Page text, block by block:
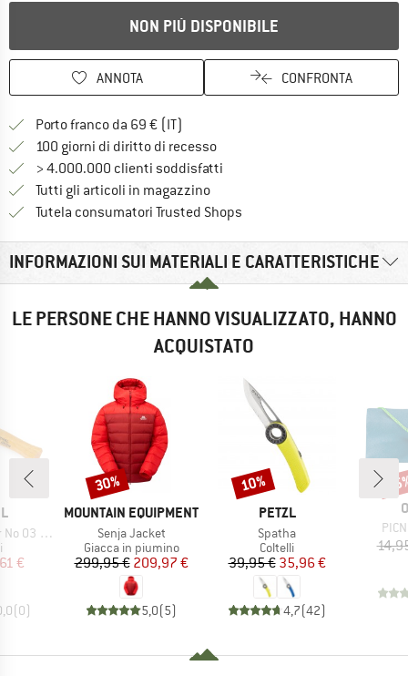
NON PIÙ DISPONIBILE
ANNOTA CONFRONTA
Porto franco da 69 € (IT)
100 giorni di diritto di recessoVai alla politica di recesso qui
> 4.000.000 clienti soddisfatti
Tutti gli articoli in magazzino
Tutela consumatori Trusted Shops
INFORMAZIONI SUI MATERIALI E CARATTERISTICHE
LE PERSONE CHE HANNO VISUALIZZATO, HANNO
ACQUISTATO
Carbon
di prodotti
ridotto
€
(0)
MARCHIO
MOUNTAIN EQUIPMENT
Articolo
Senja Jacket
Gruppo di prodotti
Giacca in piumino
Prezzo
299,95 €Prezzo ridotto
209,97 €
5,0(5)
Sconto
30%
MARCHIO
PETZL
Articolo
Spatha
Gruppo di prodotti
Coltelli
Prezzo
39,95 €Prezzo ridotto
35,96 €
4,7(42)
Sconto
10%